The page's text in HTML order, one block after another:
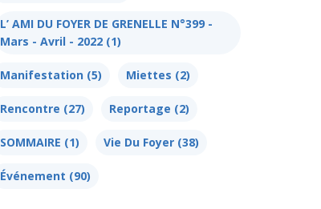
L’ AMI DU FOYER DE GRENELLE N°399 -
Mars - Avril - 2022(1)
Manifestation(5) Miettes (2)
Rencontre (27) Reportage (2)
SOMMAIRE (1) Vie Du Foyer(38)
Événement (90)